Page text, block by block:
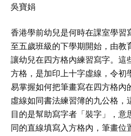
吳寶娟
香港學前幼兒是何時在課室學習
至五歲班級的下學期開始，由教
讓幼兒在四方格內練習寫字。這
方格，是加印上十字虛線，令初
易掌握如何把筆畫寫在四方格內
虛線如同書法練習簿的九公格，
目的是幫助寫字者「裝字」，意
同的直線填寫入方格內，筆畫位